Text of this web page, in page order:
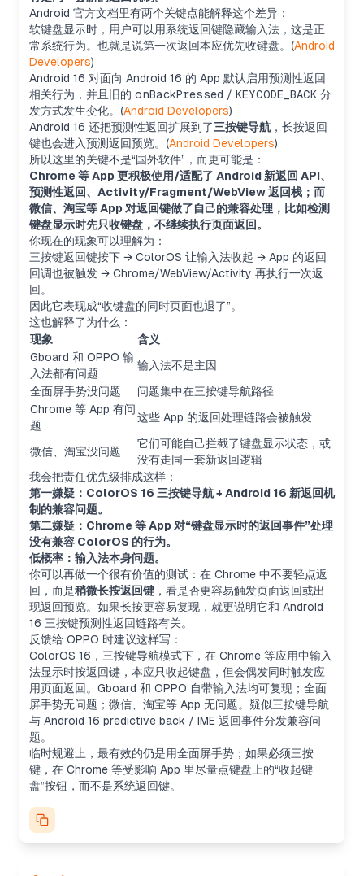
Android 官方文档里有两个关键点能解释这个差异：
软键盘显示时，用户可以用系统返回键隐藏输入法，这是正
常系统行为。也就是说第一次返回本应优先收键盘。(Android
Developers)
Android 16 对面向 Android 16 的 App 默认启用预测性返回
相关行为，并且旧的 onBackPressed / KEYCODE_BACK 分
发方式发生变化。(Android Developers)
Android 16 还把预测性返回扩展到了三按键导航 ，长按返回
键也会进入预测返回预览。(Android Developers)
所以这里的关键不是“国外软件”，而更可能是：
Chrome 等 App 更积极使用/适配了 Android 新返回 API、
预测性返回、Activity/Fragment/WebView 返回栈；而
微信、淘宝等 App 对返回键做了自己的兼容处理，比如检测
键盘显示时先只收键盘，不继续执行页面返回。
你现在的现象可以理解为：
三按键返回键按下 → ColorOS 让输入法收起 → App 的返回
回调也被触发 → Chrome/WebView/Activity 再执行一次返
回。
因此它表现成“收键盘的同时页面也退了”。
这也解释了为什么：
现象
含义
Gboard 和 OPPO 输
入法都有问题
输入法不是主因
全面屏手势没问题
问题集中在三按键导航路径
Chrome 等 App 有问
题
这些 App 的返回处理链路会被触发
微信、淘宝没问题
它们可能自己拦截了键盘显示状态，或
没有走同一套新返回逻辑
我会把责任优先级排成这样：
第一嫌疑：ColorOS 16 三按键导航 + Android 16 新返回机
制的兼容问题。
第二嫌疑：Chrome 等 App 对“键盘显示时的返回事件”处理
没有兼容 ColorOS 的行为。
低概率：输入法本身问题。
你可以再做一个很有价值的测试：在 Chrome 中不要轻点返
回，而是稍微长按返回键 ，看是否更容易触发页面返回或出
现返回预览。如果长按更容易复现，就更说明它和 Android
16 三按键预测性返回链路有关。
反馈给 OPPO 时建议这样写：
ColorOS 16，三按键导航模式下，在 Chrome 等应用中输入
法显示时按返回键，本应只收起键盘，但会偶发同时触发应
用页面返回。Gboard 和 OPPO 自带输入法均可复现；全面
屏手势无问题；微信、淘宝等 App 无问题。疑似三按键导航
与 Android 16 predictive back / IME 返回事件分发兼容问
题。
临时规避上，最有效的仍是用全面屏手势；如果必须三按
键，在 Chrome 等受影响 App 里尽量点键盘上的“收起键
盘”按钮，而不是系统返回键。